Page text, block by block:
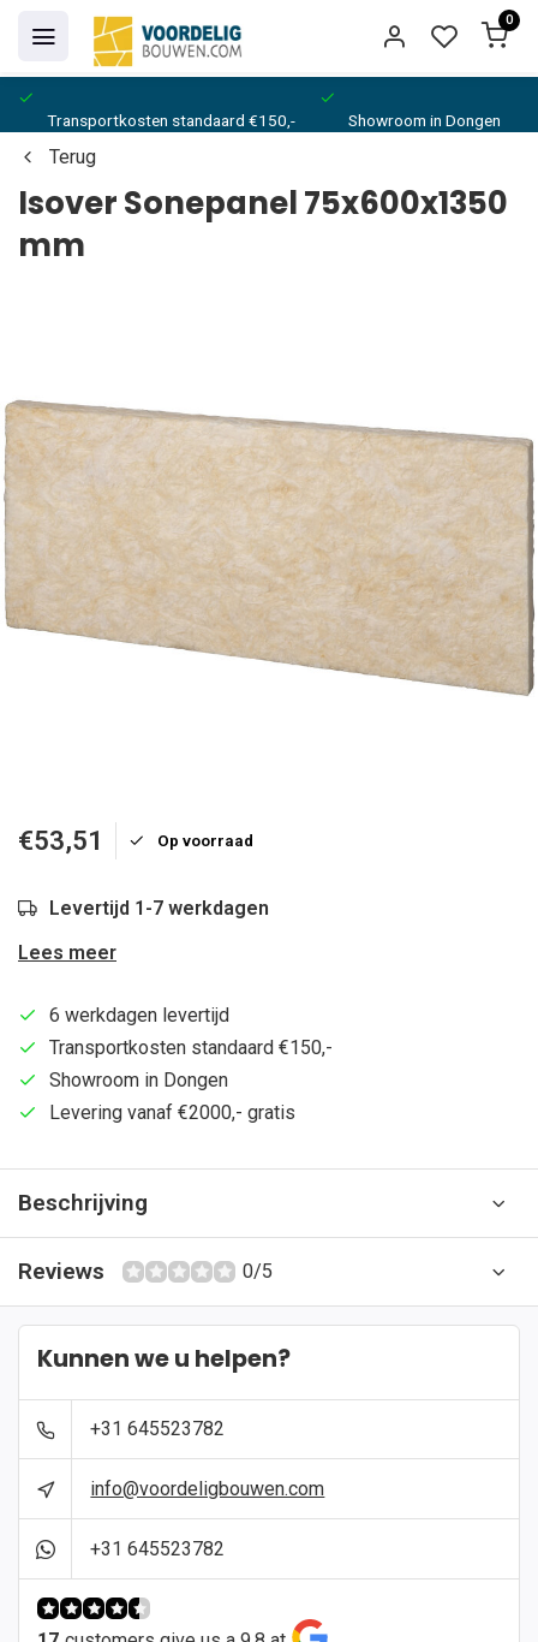
0
Transportkosten standaard €150,- Showroom in Dongen
Terug
Isover Sonepanel 75x600x1350
mm
€53,51 Op voorraad
Levertijd 1-7 werkdagen
Lees meer
6 werkdagen levertijd
Transportkosten standaard €150,-
Showroom in Dongen
Levering vanaf €2000,- gratis
Beschrijving
Reviews 0/5
Kunnen we u helpen?
+31 645523782
info@voordeligbouwen.com
+31 645523782